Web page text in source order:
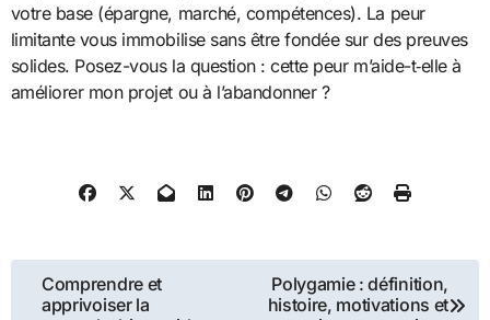
votre base (épargne, marché, compétences). La peur
limitante vous immobilise sans être fondée sur des preuves
solides. Posez-vous la question : cette peur m’aide-t‑elle à
améliorer mon projet ou à l’abandonner ?
Navigation
Comprendre et
apprivoiser la
Polygamie : définition,
histoire, motivations et